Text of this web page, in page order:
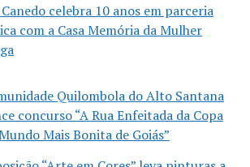
celebra 10 anos em parceria
com a Casa Memória da Mulher
Quilombola do Alto Santana
concurso “A Rua Enfeitada da Copa
Mais Bonita de Goiás”